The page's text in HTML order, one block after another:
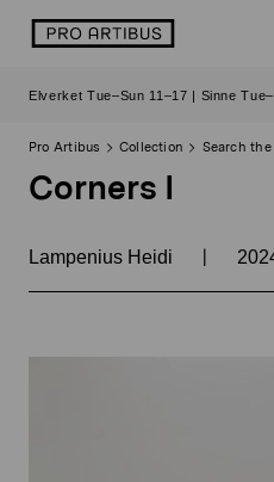
logo
Elverket Tue–Sun 11–17 | Sinne
Pro Artibus Collection Search
Corners I
Lampenius Heidi |